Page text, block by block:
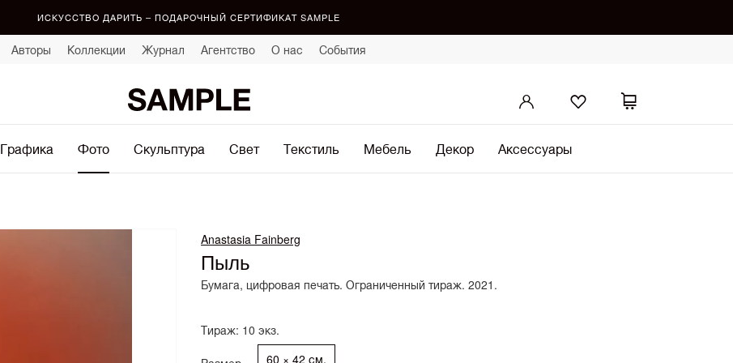
ИСКУССТВО ДАРИТЬ – ПОДАРОЧНЫЙ СЕРТИФИКАТ SAMPLE
Авторы Коллекции Журнал Агентство О нас События
Графика Фото Скульптура Свет Текстиль Мебель Декор Аксессуары
Anastasia Fainberg
Пыль
Бумага, цифровая печать. Ограниченный тираж. 2021.
Тираж: 10 экз.
60 × 42 см.